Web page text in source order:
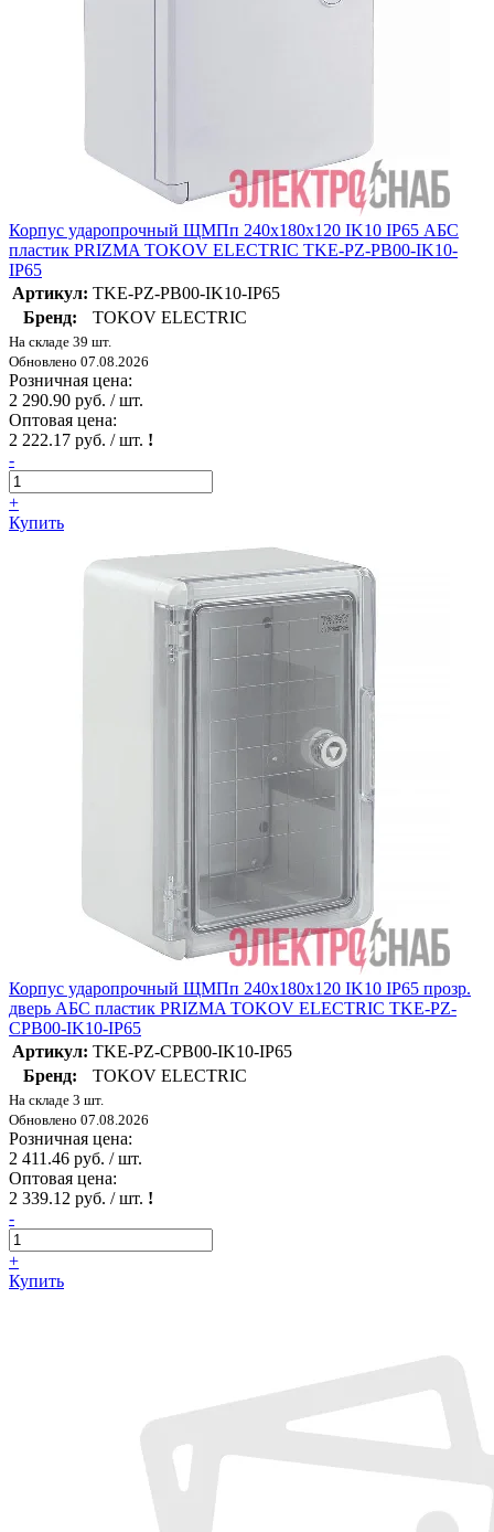
Корпус ударопрочный ЩМПп 240х180х120 IK10 IP65 АБС
пластик PRIZMA TOKOV ELECTRIC TKE-PZ-PB00-IK10-
IP65
Артикул: TKE-PZ-PB00-IK10-IP65
Бренд:
TOKOV ELECTRIC
На складе 39 шт.
Обновлено 07.08.2026
Розничная цена:
2 290.90 руб. / шт.
Оптовая цена:
2 222.17 руб. / шт. !
-
+
Купить
Корпус ударопрочный ЩМПп 240х180х120 IK10 IP65 прозр.
дверь АБС пластик PRIZMA TOKOV ELECTRIC TKE-PZ-
CPB00-IK10-IP65
Артикул: TKE-PZ-CPB00-IK10-IP65
Бренд:
TOKOV ELECTRIC
На складе 3 шт.
Обновлено 07.08.2026
Розничная цена:
2 411.46 руб. / шт.
Оптовая цена:
2 339.12 руб. / шт. !
-
+
Купить